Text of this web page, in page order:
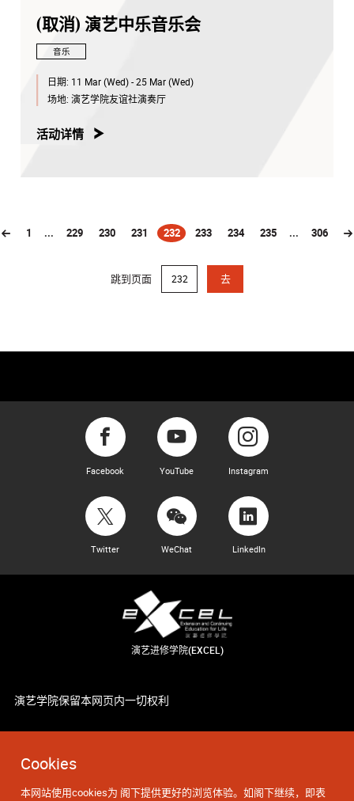
Cookies
本网站使用cookies为 阁下提供更好的浏览体验。如阁下继续，即表
(取消) 演艺中乐音乐会
音乐
日期: 11 Mar (Wed) - 25 Mar (Wed)
场地: 演艺学院友谊社演奏厅
活动详情
1 ... 229 230 231 232
(current)233 234 235 ... 306
跳到页面 去
Facebook YouTube Instagram
Twitter WeChat LinkedIn
演艺进修学院(EXCEL)
演艺学院保留本网页内一切权利